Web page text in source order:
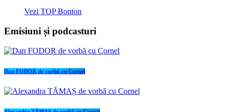
Vezi TOP Bonton
Emisiuni și podcasturi
Dan FODOR de vorbă cu Cornel